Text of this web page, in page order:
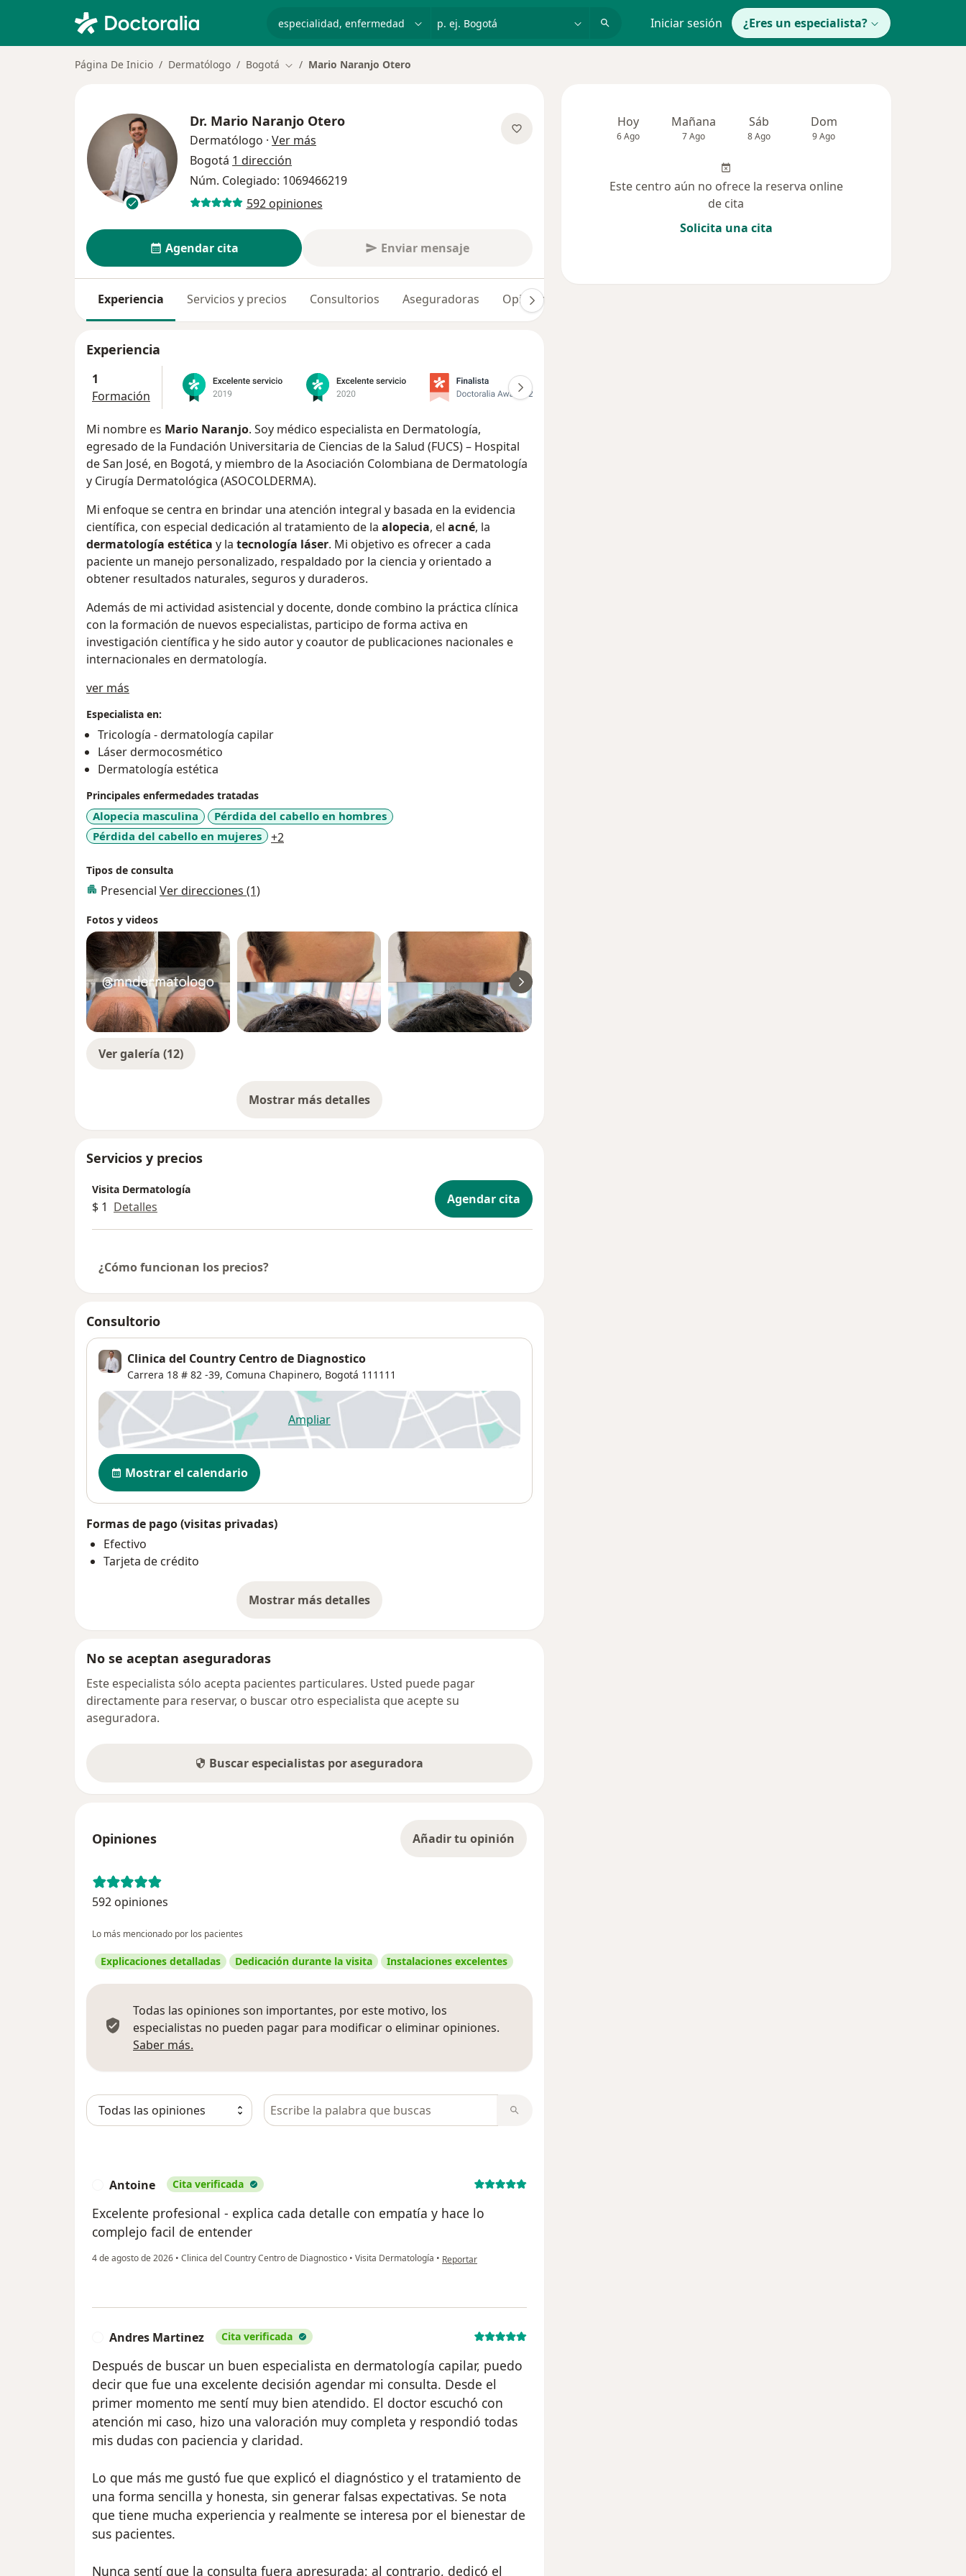
p. ej. Bogotá Iniciar sesión ¿Eres un especialista?
Página De Inicio Dermatólogo Bogotá Cambiar de ciudad
Mario Naranjo Otero
Dr. Mario Naranjo Otero
Dermatólogo · Ver más
Bogotá 1 dirección
Núm. Colegiado: 1069466219
592 opiniones
Agendar cita Enviar mensaje
Experiencia Servicios y precios Consultorios Aseguradoras Opiniones (592)
Experiencia
1
Formación
Mi nombre es Mario Naranjo. Soy médico especialista en Dermatología,
egresado de la Fundación Universitaria de Ciencias de la Salud (FUCS) – Hospital
de San José, en Bogotá, y miembro de la Asociación Colombiana de Dermatología
y Cirugía Dermatológica (ASOCOLDERMA).
Mi enfoque se centra en brindar una atención integral y basada en la evidencia
científica, con especial dedicación al tratamiento de la alopecia, el acné, la
dermatología estética y la tecnología láser. Mi objetivo es ofrecer a cada
paciente un manejo personalizado, respaldado por la ciencia y orientado a
obtener resultados naturales, seguros y duraderos.
Además de mi actividad asistencial y docente, donde combino la práctica clínica
con la formación de nuevos especialistas, participo de forma activa en
investigación científica y he sido autor y coautor de publicaciones nacionales e
internacionales en dermatología.
ver más
Especialista en:
Tricología - dermatología capilar
Láser dermocosmético
Dermatología estética
Principales enfermedades tratadas
Alopecia masculina
Pérdida del cabello en hombres
Pérdida del cabello en mujeres
+2
Tipos de consulta
Presencial Ver direcciones (1)
Fotos y videos
Ver galería (12)
Mostrar más detalles
sobre la experiencia
Servicios y precios
Visita Dermatología
$ 1 Detalles Agendar cita
¿Cómo funcionan los precios?
Consultorio
Clinica del Country Centro de Diagnostico
Carrera 18 # 82 -39, Comuna Chapinero, Bogotá 111111
Ampliarse abre en una nueva pestaña
Disponibilidad
Mostrar el calendario
Formas de pago (visitas privadas)
Efectivo
Tarjeta de crédito
Mostrar más detalles
sobre la dirección
No se aceptan aseguradoras
Este especialista sólo acepta pacientes particulares. Usted puede pagar
directamente para reservar, o buscar otro especialista que acepte su
aseguradora.
Buscar especialistas por aseguradora
Opiniones Añadir tu opinión
592 opiniones
Lo más mencionado por los pacientes
Explicaciones detalladas Dedicación durante la visita Instalaciones excelentes
Todas las opiniones son importantes, por este motivo, los
especialistas no pueden pagar para modificar o eliminar opiniones.
Saber más.
Busca en opiniones
Antoine Cita verificada
Excelente profesional - explica cada detalle con empatía y hace lo
complejo facil de entender
4 de agosto de 2026 • Clinica del Country Centro de Diagnostico • Visita Dermatología • en opinión del usuario Antoine
Reportar
Andres Martinez Cita verificada
Después de buscar un buen especialista en dermatología capilar, puedo
decir que fue una excelente decisión agendar mi consulta. Desde el
primer momento me sentí muy bien atendido. El doctor escuchó con
atención mi caso, hizo una valoración muy completa y respondió todas
mis dudas con paciencia y claridad.
Lo que más me gustó fue que explicó el diagnóstico y el tratamiento de
una forma sencilla y honesta, sin generar falsas expectativas. Se nota
que tiene mucha experiencia y realmente se interesa por el bienestar de
sus pacientes.
Nunca sentí que la consulta fuera apresurada; al contrario, dedicó el
Hoy
6 Ago
Mañana
7 Ago
Sáb
8 Ago
Dom
9 Ago
Este centro aún no ofrece la reserva online
de cita
Solicita una cita